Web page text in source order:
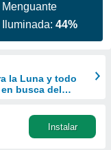
Menguante
Iluminada:44%
la Luna y todo
busca del
Instalar